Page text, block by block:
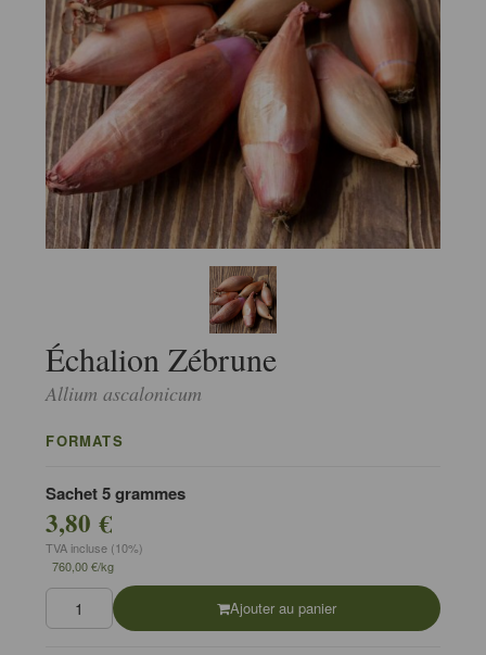
Échalion Zébrune
Allium ascalonicum
FORMATS
Sachet 5 grammes
3,80 €
TVA incluse (10%)
760,00 €/kg
Ajouter au panier